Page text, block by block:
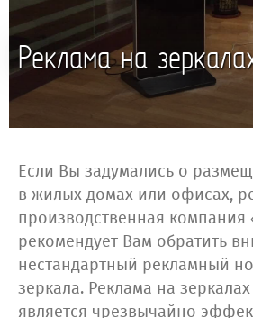
Реклама на
Если Вы задумались о
в жилых домах или офисах,
производственная
рекомендует Вам обратить
нестандартный рекламный
зеркала. Реклама на
является чрезвычайно